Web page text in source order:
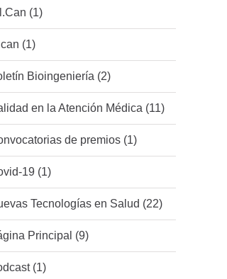
(1)
(1)
Bioingeniería (2)
en la Atención Médica (11)
de premios (1)
19 (1)
Tecnologías en Salud (22)
Principal (9)
(1)